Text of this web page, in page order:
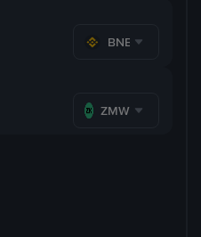
ZMW
BNB